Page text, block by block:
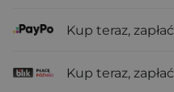
Kup teraz,
Kup teraz,